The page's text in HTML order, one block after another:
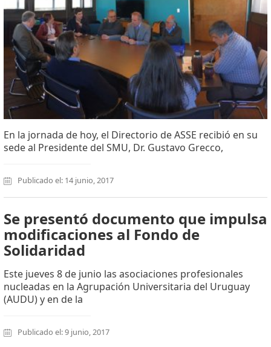
En la jornada de hoy, el Directorio de ASSE recibió en su
sede al Presidente del SMU, Dr. Gustavo Grecco,
Publicado el: 14 junio, 2017
Se presentó documento que impulsa
modificaciones al Fondo de
Solidaridad
Este jueves 8 de junio las asociaciones profesionales
nucleadas en la Agrupación Universitaria del Uruguay
(AUDU) y en de la
Publicado el: 9 junio, 2017